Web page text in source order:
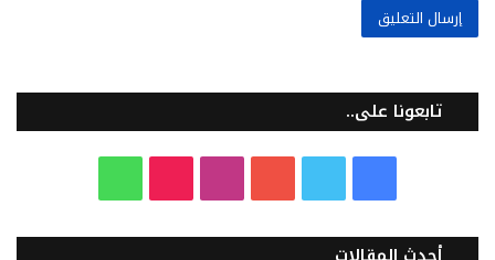
تابعونا على..